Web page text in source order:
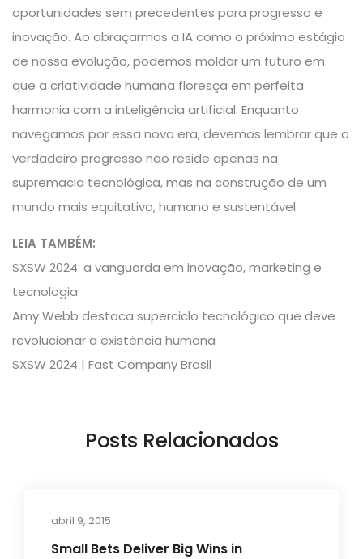
oportunidades sem precedentes para progresso e
inovação. Ao abraçarmos a IA como o próximo estágio
de nossa evolução, podemos moldar um futuro em
que a criatividade humana floresça em perfeita
harmonia com a inteligência artificial. Enquanto
navegamos por essa nova era, devemos lembrar que o
verdadeiro progresso não reside apenas na
supremacia tecnológica, mas na construção de um
mundo mais equitativo, humano e sustentável.
LEIA TAMBÉM:
SXSW 2024: a vanguarda em inovação, marketing e
tecnologia
Amy Webb destaca superciclo tecnológico que deve
revolucionar a existência humana
SXSW 2024 | Fast Company Brasil
Posts Relacionados
abril 9, 2015
Small Bets Deliver Big Wins in